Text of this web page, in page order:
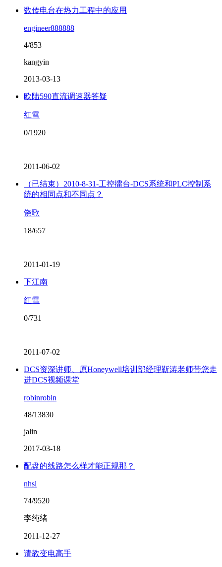
数传电台在热力工程中的应用
engineer888888
4/853
kangyin
2013-03-13
欧陆590直流调速器答疑
红雪
0/1920
2011-06-02
（已结束）2010-8-31-工控擂台-DCS系统和PLC控制系
统的相同点和不同点？
饶歌
18/657
2011-01-19
下江南
红雪
0/731
2011-07-02
DCS资深讲师、原Honeywell培训部经理靳涛老师带您走
进DCS视频课堂
robinrobin
48/13830
jalin
2017-03-18
配盘的线路怎么样才能正规那？
nhsl
74/9520
李纯绪
2011-12-27
请教变电高手